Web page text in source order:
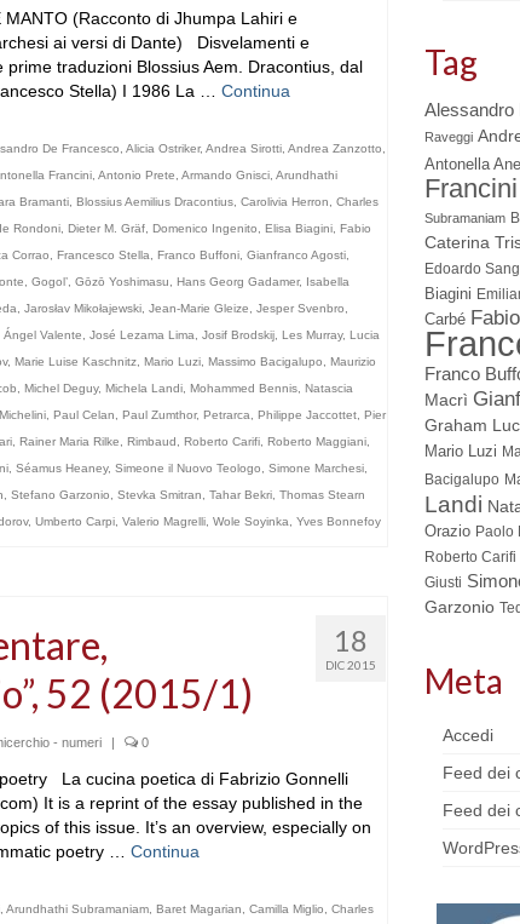
(Racconto di Jhumpa Lahiri e
ai versi di Dante) Disvelamenti e
prime traduzioni Blossius Aem. Dracontius, dal
Stella) I 1986 La … Continua
De Francesco Alicia Ostriker, Andrea Sirotti, Andrea Zanzotto
Francini, Antonio Prete Armando Gnisci, Arundhathi
Bramanti, Blossius Aemilius Dracontius, Carolivia Herron
Charles
Rondoni, Dieter M. Gräf, Domenico Ingenito Elisa Biagini, Fabio
Corrao Francesco Stella Franco Buffoni, Gianfranco Agosti,
Gogol’, Gōzō Yoshimasu Hans Georg Gadamer, Isabella
Jarosłav Mikołajewski, Jean-Marie Gleize Jesper Svenbro
Ángel Valente José Lezama Lima Josif Brodskij, Les Murray, Lucia
, Marie Luise Kaschnitz, Mario Luzi, Massimo Bacigalupo
Maurizio
Michel Deguy, Michela Landi, Mohammed Bennis, Natascia
, Paul Celan Paul Zumthor, Petrarca Philippe Jaccottet, Pier
, Rainer Maria Rilke Rimbaud Roberto Carifi, Roberto Maggiani,
, Séamus Heaney, Simeone il Nuovo Teologo Simone Marchesi,
Stefano Garzonio Stevka Smitran Tahar Bekri, Thomas Stearn
, Umberto Carpi, Valerio Magrelli, Wole Soyinka Yves Bonnefoy
18
DIC 2015
52 (2015/1)
- numeri | 0
La cucina poetica di Fabrizio Gonnelli
It is a reprint of the essay published in the
of this issue. It’s an overview, especially on
poetry … Continua
Arundhathi Subramaniam, Baret Magarian Camilla Miglio Charles
Tag
Alessandro
Raveggi
Antonella
Francini
Subramaniam
Caterina
Edoardo
Biagini
Carbé
Franco
Macrì
Graham
Mario Luzi
Bacigalupo
Landi
Orazio Paolo
Roberto Carifi
Giusti
Garzonio
Meta
Accedi
Feed dei
Feed dei